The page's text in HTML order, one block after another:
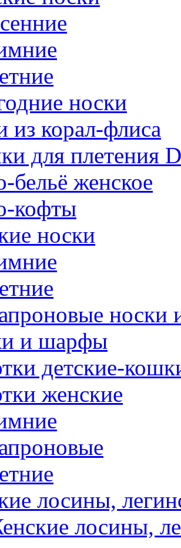
носки
из корал-флиса
для плетения
бельё женское
кофты
носки
носки
и шарфы
детские-
женские
лосины,
лосины,